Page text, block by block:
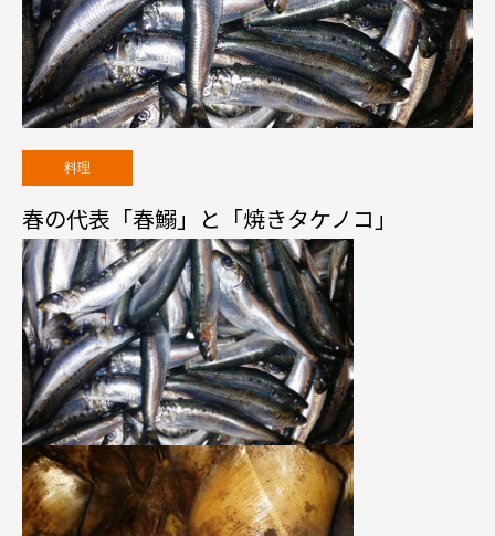
料理
春の代表「春鰯」と「焼きタケノコ」